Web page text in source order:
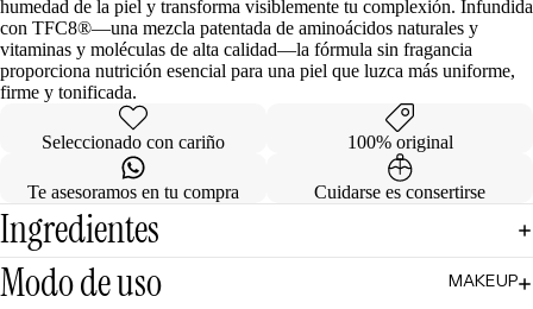
Minis
Hair
Care
Body
Minis
CATEG
ORÍA
Tónicos
Exfoliant
Facial
Mists
MAKEUP
humedad de la piel y transforma visiblemente tu complexión. Infundida
con TFC8®—una mezcla patentada de aminoácidos naturales y
vitaminas y moléculas de alta calidad—la fórmula sin fragancia
proporciona nutrición esencial para una piel que luzca más uniforme,
firme y tonificada.
Seleccionado con cariño 100% original
Te asesoramos en tu compra Cuidarse es consertirse
Ingredientes
Modo de uso